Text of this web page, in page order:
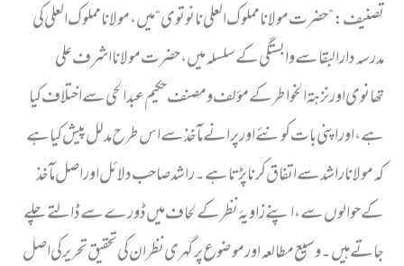
تصنیف: ”حضرت مولا نا مملوک العلی نانوتوی“ میں، مولا نا مملوک العلی کی
مدرسہ دارالبقا سے وابستگی کے سلسلہ میں، حضرت مولا نا اشرف علی
تھانوی اور نزہۃ الخواطر کے مؤلف ومصنف حکیم عبدالحی سے اختلاف کیا
ہے،اور اپنی بات کو نئے اور پرانے مآخذ سے اس طرح مدلل پیش کیا ہے
کہ مولا نا راشد سے اتفاق کر نا پڑتا ہے۔ راشد صاحب دلائل اور اصل مآخذ
کے حوالوں سے ، اپنے زاویۂ نظر کے لحاف میں ڈورے سے ڈالتے چلے
جاتے ہیں ۔ وسیع مطالعہ اور موضوع پر گہری نظر ان کی تحقیق تحریر کی اصل